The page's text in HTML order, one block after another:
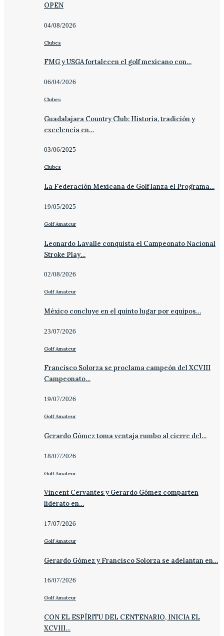
OPEN
04/08/2026
Clubes
FMG y USGA fortalecen el golf mexicano con…
06/04/2026
Clubes
Guadalajara Country Club: Historia, tradición y
excelencia en…
03/06/2025
Clubes
La Federación Mexicana de Golf lanza el Programa…
19/05/2025
Golf Amateur
Leonardo Lavalle conquista el Campeonato Nacional
Stroke Play…
02/08/2026
Golf Amateur
México concluye en el quinto lugar por equipos…
23/07/2026
Golf Amateur
Francisco Solorza se proclama campeón del XCVIII
Campeonato…
19/07/2026
Golf Amateur
Gerardo Gómez toma ventaja rumbo al cierre del…
18/07/2026
Golf Amateur
Vincent Cervantes y Gerardo Gómez comparten
liderato en…
17/07/2026
Golf Amateur
Gerardo Gómez y Francisco Solorza se adelantan en…
16/07/2026
Golf Amateur
CON EL ESPÍRITU DEL CENTENARIO, INICIA EL
XCVIII…